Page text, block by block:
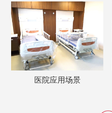
医院应用场景